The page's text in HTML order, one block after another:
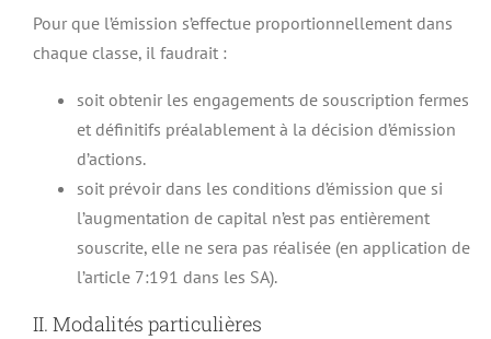
Pour que l’émission s’effectue proportionnellement dans
chaque classe, il faudrait :
soit obtenir les engagements de souscription fermes
et définitifs préalablement à la décision d’émission
d’actions.
soit prévoir dans les conditions d’émission que si
l’augmentation de capital n’est pas entièrement
souscrite, elle ne sera pas réalisée (en application de
l’article 7:191 dans les SA).
II. Modalités particulières